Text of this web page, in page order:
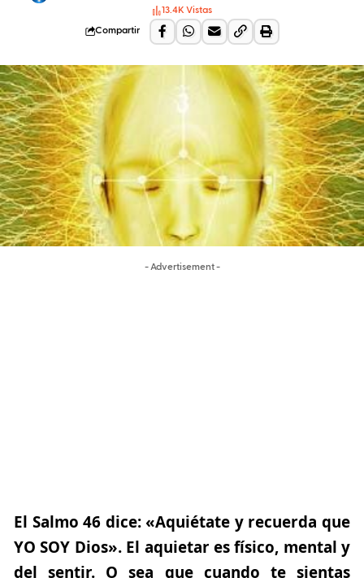
13.4K Vistas
Compartir
- Advertisement -
El Salmo 46 dice:«Aquiétate y recuerda que
YO SOY Dios». El aquietar es físico, mental y
del sentir. O sea que cuando te sientas